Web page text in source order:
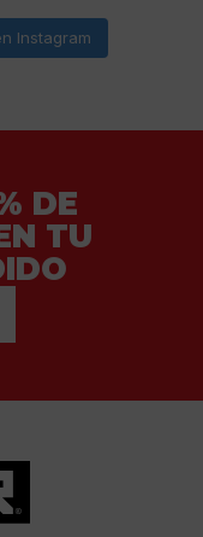
Instagram
DE
TU